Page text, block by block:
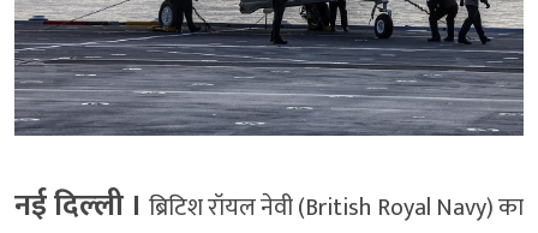
नई दिल्‍ली । ब्रिटिश रॉयल नेवी (British Royal Navy) का